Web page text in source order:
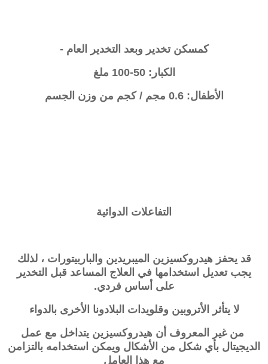
كمسكن تخدير وبعد التخدير العام -
الكبار: 50-100 ملغ
الأطفال: 0.6 مجم / كجم من وزن الجسم
التفاعلات الدوائية
قد يحفز هيدروكسيزين الميبريدين والباربيتورات ، لذلك
يجب تعديل استخدامها في العلاج المساعد قبل التخدير
على أساس فردي.
لا يتأثر الأتروبين وقلويدات البلادونا الأخرى بالدواء
من غير المعروف أن هيدروكسيزين يتداخل مع عمل
الديجيتال بأي شكل من الأشكال ويمكن استخدامه بالتزامن
مع هذا العامل